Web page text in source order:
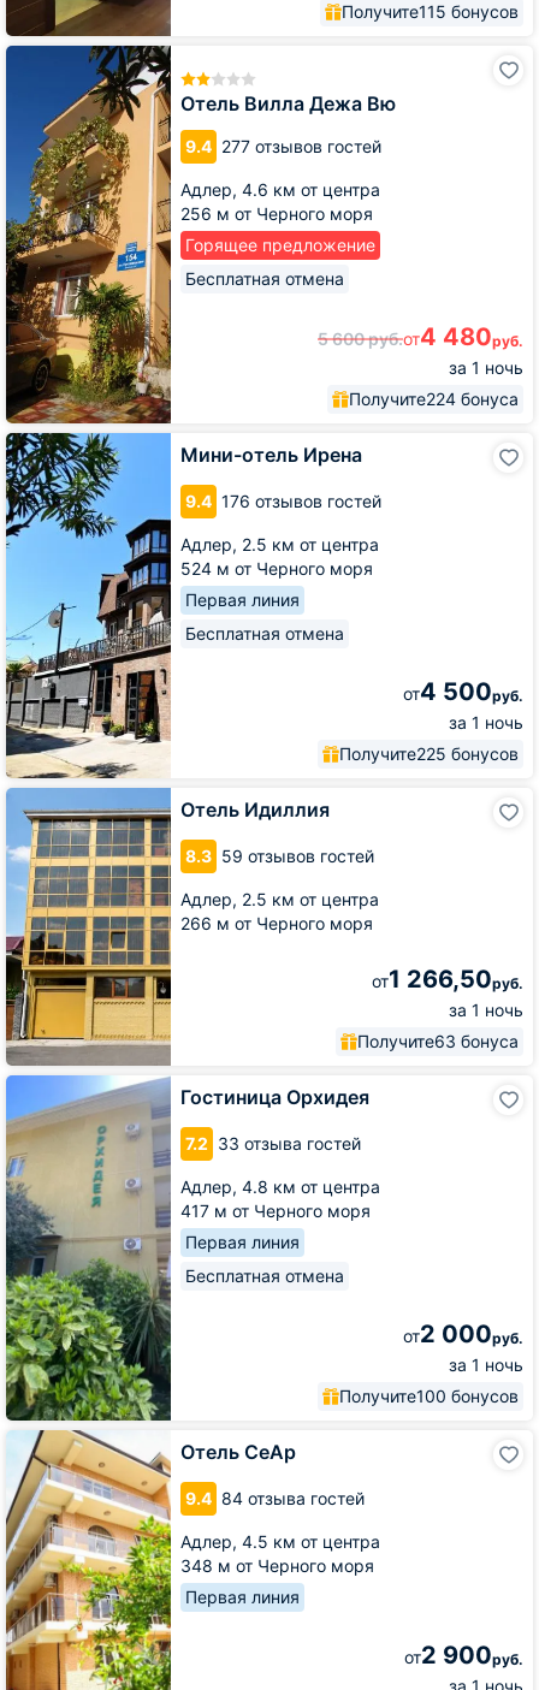
Получите115 бонусов
Отель Вилла Дежа Вю
9.4 277 отзывов гостей
Адлер, 4.6 км от центра
256 м от Черного моря
Горящее предложение
Бесплатная отмена
5 600руб.от4 480руб.
за 1 ночь
Получите224 бонуса
Отель
Мини-отель Ирена
9.4 176 отзывов гостей
Адлер, 2.5 км от центра
524 м от Черного моря
Первая линия
Бесплатная отмена
от4 500руб.
за 1 ночь
Получите225 бонусов
Мини-
отель
Ирена
Отель Идиллия
8.3 59 отзывов гостей
Адлер, 2.5 км от центра
266 м от Черного моря
от1 266,50руб.
за 1 ночь
Получите63 бонуса
Отель
Идиллия
Гостиница Орхидея
7.2 33 отзыва гостей
Адлер, 4.8 км от центра
417 м от Черного моря
Первая линия
Бесплатная отмена
от2 000руб.
за 1 ночь
Получите100 бонусов
Гостиница
Орхидея
Отель СеАр
9.4 84 отзыва гостей
Адлер, 4.5 км от центра
348 м от Черного моря
Первая линия
от2 900руб.
за 1 ночь
Отель
СеАр